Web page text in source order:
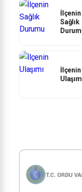
İlçenin
Sağlık
İlçenin